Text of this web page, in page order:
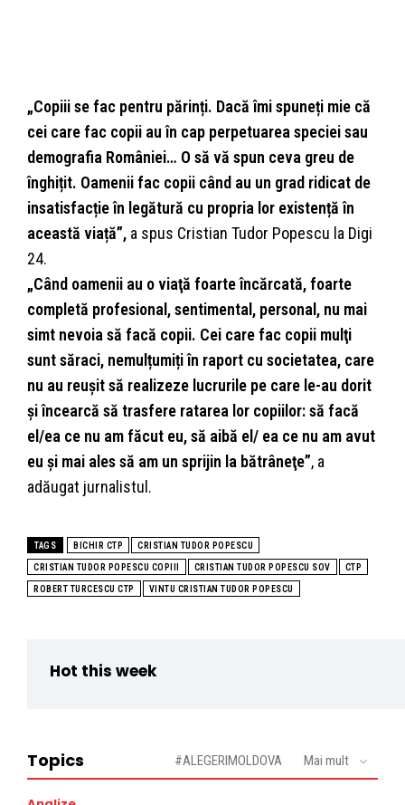
„Copiii se fac pentru părinți. Dacă îmi spuneți mie că
cei care fac copii au în cap perpetuarea speciei sau
demografia României… O să vă spun ceva greu de
înghițit. Oamenii fac copii când au un grad ridicat de
insatisfacție în legătură cu propria lor existență în
această viață”, a spus Cristian Tudor Popescu la Digi
24.
„Când oamenii au o viaţă foarte încărcată, foarte
completă profesional, sentimental, personal, nu mai
simt nevoia să facă copii. Cei care fac copii mulţi
sunt săraci, nemulțumiți în raport cu societatea, care
nu au reuşit să realizeze lucrurile pe care le-au dorit
şi încearcă să trasfere ratarea lor copiilor: să facă
el/ea ce nu am făcut eu, să aibă el/ ea ce nu am avut
eu şi mai ales să am un sprijin la bătrâneţe”, a
adăugat jurnalistul.
TAGS BICHIR CTP CRISTIAN TUDOR POPESCU
CRISTIAN TUDOR POPESCU COPIII CRISTIAN TUDOR POPESCU SOV CTP
ROBERT TURCESCU CTP VINTU CRISTIAN TUDOR POPESCU
Hot this week
Topics #ALEGERIMOLDOVA Mai mult